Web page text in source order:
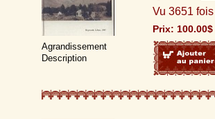
Agrandissement
Description
Vu 3651 fois
Prix: 100.00$